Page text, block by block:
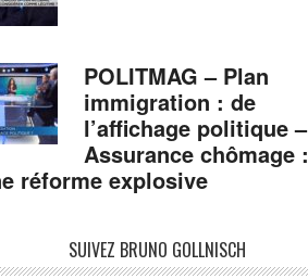
POLITMAG – Plan
immigration : de
l’affichage politique –
Assurance chômage :
réforme explosive
SUIVEZ BRUNO GOLLNISCH